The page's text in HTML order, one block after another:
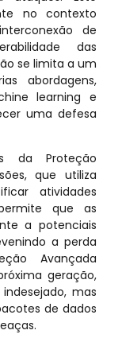
no contexto
de
das
se limita a um
abordagens,
learning e
uma defesa
da Proteção
que utiliza
atividades
que as
a potenciais
a perda
Avançada
geração,
mas
de dados